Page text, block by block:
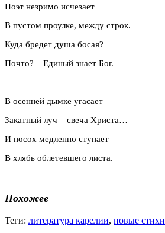
Поэт незримо исчезает
В пустом проулке, между строк.
Куда бредет душа босая?
Почто? – Единый знает Бог.
В осенней дымке угасает
Закатный луч – свеча Христа…
И посох медленно ступает
В хлябь облетевшего листа.
Похожее
Теги: литература карелии, новые стихи